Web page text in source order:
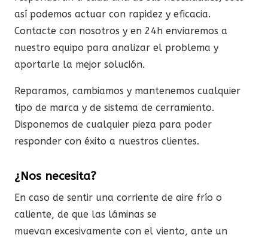
así podemos actuar con rapidez y eficacia.
Contacte con nosotros y en 24h enviaremos a
nuestro equipo para analizar el problema y
aportarle la mejor solución.
Reparamos, cambiamos y mantenemos cualquier
tipo de marca y de sistema de cerramiento.
Disponemos de cualquier pieza para poder
responder con éxito a nuestros clientes.
¿Nos necesita?
En caso de sentir una corriente de aire frío o
caliente, de que las láminas se
muevan excesivamente con el viento, ante un